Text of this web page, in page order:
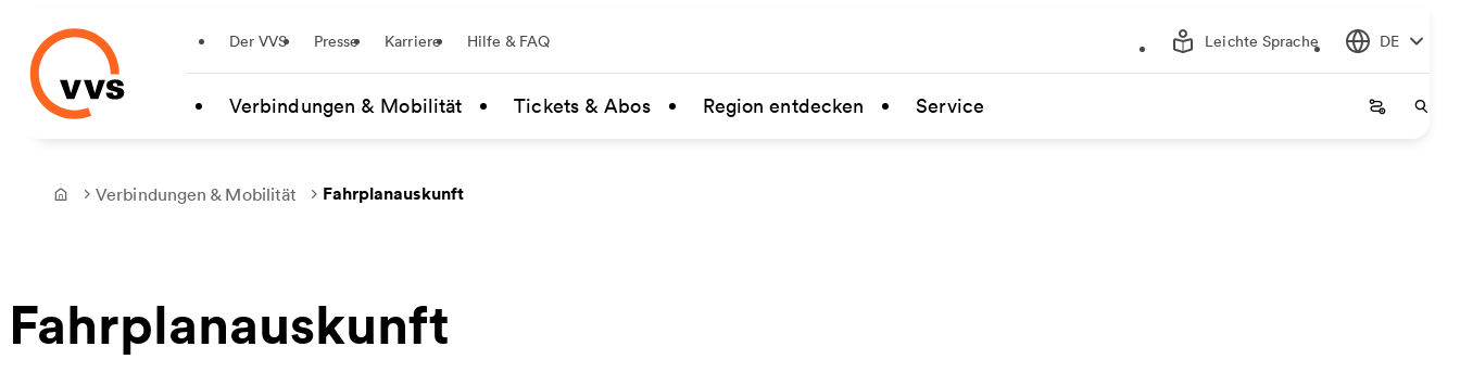
Zum Hauptinhalt springen
Der VVS Presse Karriere Hilfe & FAQ Leichte Sprache DE
Verbindungen & Mobilität Tickets & Abos Region entdecken Service Startseite
Frontpage
Verbindungen & Mobilität Fahrplanauskunft
Fahrplanauskunft